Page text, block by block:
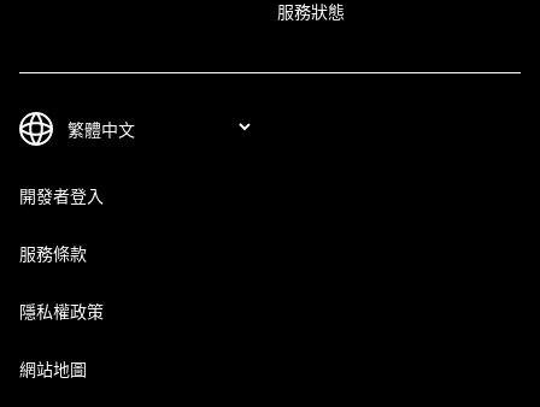
服務狀態
開發者登入
服務條款
隱私權政策
網站地圖